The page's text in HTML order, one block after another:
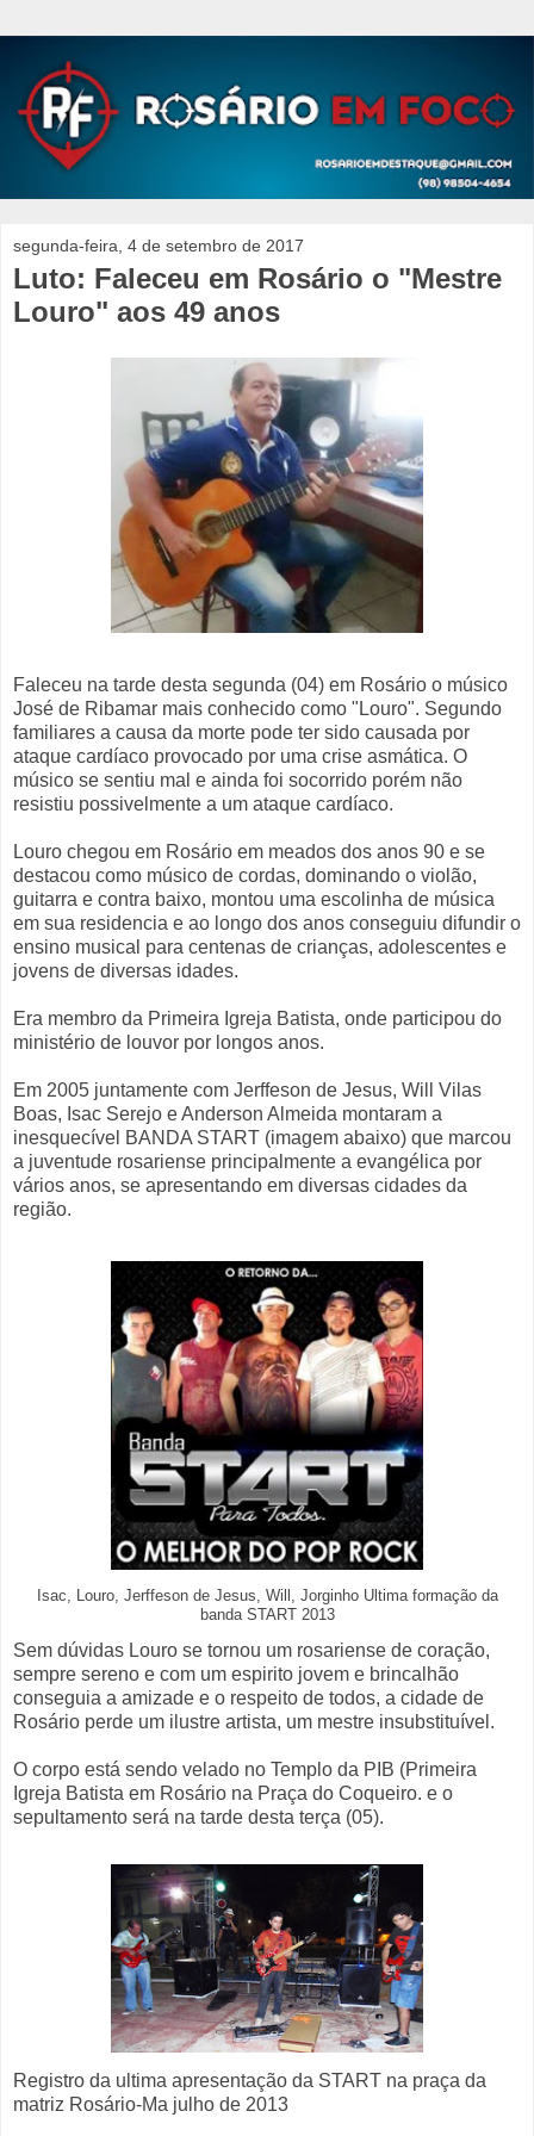
segunda-feira, 4 de setembro de 2017
Luto: Faleceu em Rosário o "Mestre
Louro" aos 49 anos
Faleceu na tarde desta segunda (04) em Rosário o músico
José de Ribamar mais conhecido como "Louro". Segundo
familiares a causa da morte pode ter sido causada por
ataque cardíaco provocado por uma crise asmática. O
músico se sentiu mal e ainda foi socorrido porém não
resistiu possivelmente a um ataque cardíaco.
Louro chegou em Rosário em meados dos anos 90 e se
destacou como músico de cordas, dominando o violão,
guitarra e contra baixo, montou uma escolinha de música
em sua residencia e ao longo dos anos conseguiu difundir o
ensino musical para centenas de crianças, adolescentes e
jovens de diversas idades.
Era membro da Primeira Igreja Batista, onde participou do
ministério de louvor por longos anos.
Em 2005 juntamente com Jerffeson de Jesus, Will Vilas
Boas, Isac Serejo e Anderson Almeida montaram a
inesquecível BANDA START (imagem abaixo) que marcou
a juventude rosariense principalmente a evangélica por
vários anos, se apresentando em diversas cidades da
região.
Isac, Louro, Jerffeson de Jesus, Will, Jorginho Ultima formação da
banda START 2013
Sem dúvidas Louro se tornou um rosariense de coração,
sempre sereno e com um espirito jovem e brincalhão
conseguia a amizade e o respeito de todos, a cidade de
Rosário perde um ilustre artista, um mestre insubstituível.
O corpo está sendo velado no Templo da PIB (Primeira
Igreja Batista em Rosário na Praça do Coqueiro. e o
sepultamento será na tarde desta terça (05).
Registro da ultima apresentação da START na praça da
matriz Rosário-Ma julho de 2013